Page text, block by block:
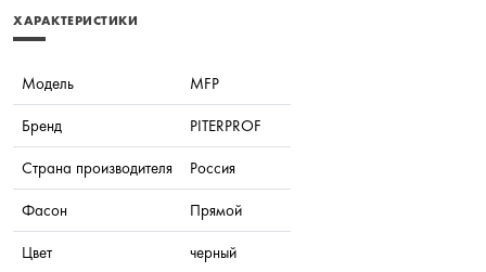
ХАРАКТЕРИСТИКИ
Модель
MFP
Бренд
PITERPROF
Страна производителя
Россия
Фасон
Прямой
Цвет
черный